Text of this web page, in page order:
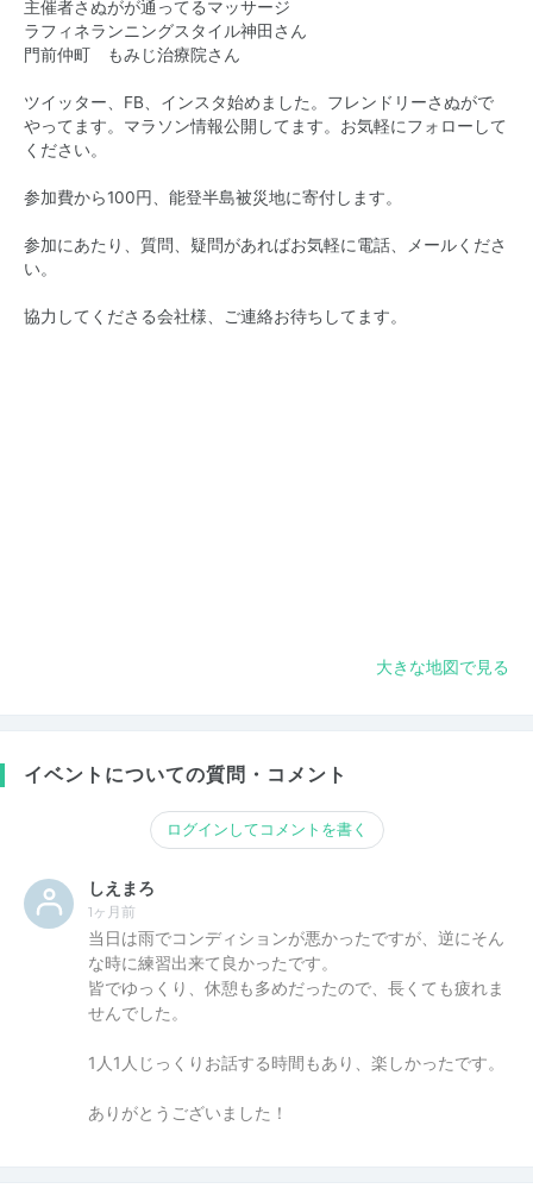
主催者さぬがが通ってるマッサージ
ラフィネランニングスタイル神田さん
門前仲町 もみじ治療院さん
ツイッター、FB、インスタ始めました。フレンドリーさぬがで
やってます。マラソン情報公開してます。お気軽にフォローして
ください。
参加費から100円、能登半島被災地に寄付します。
参加にあたり、質問、疑問があればお気軽に電話、メールくださ
い。
協力してくださる会社様、ご連絡お待ちしてます。
大きな地図で見る
イベントについての質問・コメント
ログインしてコメントを書く
しえまろ
1ヶ月前
当日は雨でコンディションが悪かったですが、逆にそん
な時に練習出来て良かったです。
皆でゆっくり、休憩も多めだったので、長くても疲れま
せんでした。
1人1人じっくりお話する時間もあり、楽しかったです。
ありがとうございました！